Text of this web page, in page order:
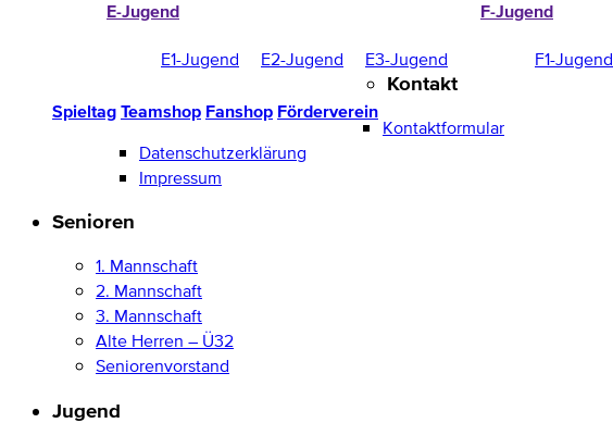
E-Jugend
E1-Jugend E2-Jugend E3-Jugend
F-Jugend
F1-Jugend
Spieltag Teamshop Fanshop Förderverein
Kontakt
Kontaktformular
Datenschutzerklärung
Impressum
Senioren
1. Mannschaft
2. Mannschaft
3. Mannschaft
Alte Herren – Ü32
Seniorenvorstand
Jugend